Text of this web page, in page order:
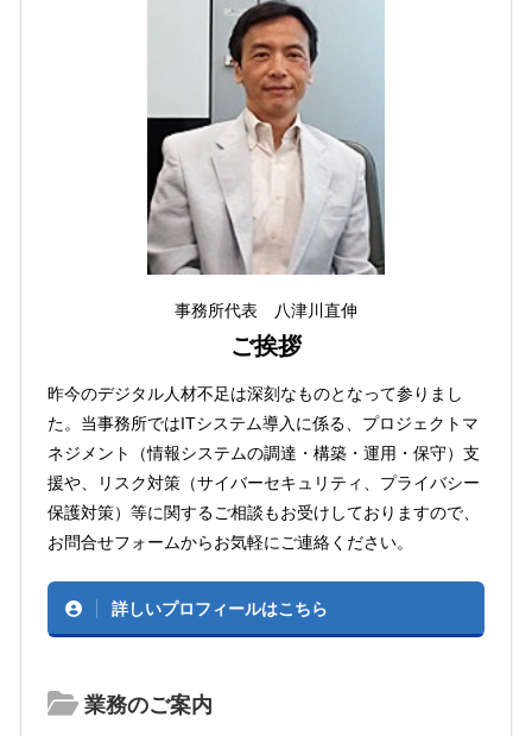
事務所代表 八津川直伸
ご挨拶
昨今のデジタル人材不足は深刻なものとなって参りまし
た。当事務所ではITシステム導入に係る、プロジェクトマ
ネジメント（情報システムの調達・構築・運用・保守）支
援や、リスク対策（サイバーセキュリティ、プライバシー
保護対策）等に関するご相談もお受けしておりますので、
お問合せフォームからお気軽にご連絡ください。
詳しいプロフィールはこちら
業務のご案内